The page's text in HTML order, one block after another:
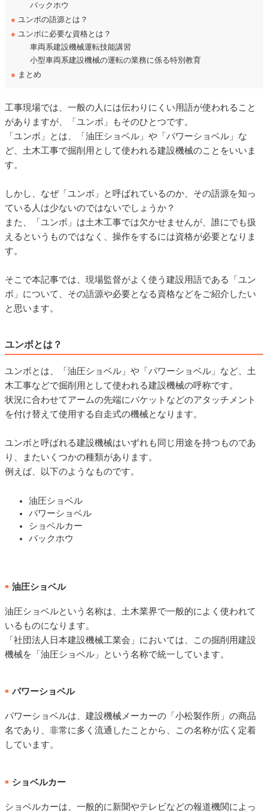
バックホウ
● ユンボの語源とは？
● ユンボに必要な資格とは？
車両系建設機械運転技能講習
小型車両系建設機械の運転の業務に係る特別教育
● まとめ
工事現場では、一般の人には伝わりにくい用語が使われること
がありますが、「ユンボ」もそのひとつです。
「ユンボ」とは、「油圧ショベル」や「パワーショベル」な
ど、土木工事で掘削用として使われる建設機械のことをいいま
す。
しかし、なぜ「ユンボ」と呼ばれているのか、その語源を知っ
ている人は少ないのではないでしょうか？
また、「ユンボ」は土木工事では欠かせませんが、誰にでも扱
えるというものではなく、操作をするには資格が必要となりま
す。
そこで本記事では、現場監督がよく使う建設用語である「ユン
ボ」について、その語源や必要となる資格などをご紹介したい
と思います。
ユンボとは？
ユンボとは、「油圧ショベル」や「パワーショベル」など、土
木工事などで掘削用として使われる建設機械の呼称です。
状況に合わせてアームの先端にバケットなどのアタッチメント
を付け替えて使用する自走式の機械となります。
ユンボと呼ばれる建設機械はいずれも同じ用途を持つものであ
り、またいくつかの種類があります。
例えば、以下のようなものです。
油圧ショベル
パワーショベル
ショベルカー
バックホウ
■ 油圧ショベル
油圧ショベルという名称は、土木業界で一般的によく使われて
いるものになります。
「社団法人日本建設機械工業会」においては、この掘削用建設
機械を「油圧ショベル」という名称で統一しています。
■ パワーショベル
パワーショベルは、建設機械メーカーの「小松製作所」の商品
名であり、非常に多く流通したことから、この名称が広く定着
しています。
■ ショベルカー
ショベルカーは、一般的に新聞やテレビなどの報道機関によっ